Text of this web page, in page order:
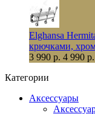
Elghansa
крючками,
3 990 р. 4 990 р.
Категории
Аксессуары